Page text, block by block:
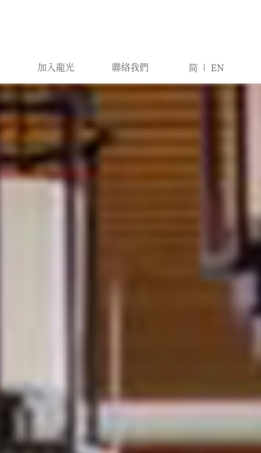
加入龍光 聯絡我們 简 EN